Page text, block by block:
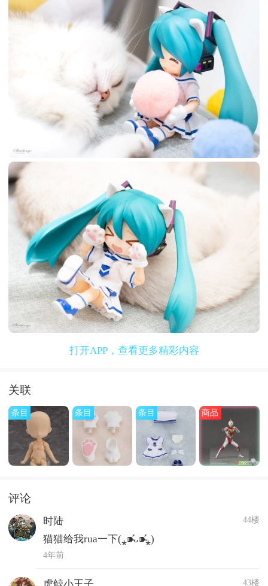
打开APP，查看更多精彩内容
关联
条目 条目 条目 商品
评论
时陆 44楼
猫猫给我rua一下(⁎⁍̴̛ᴗ⁍̴̛⁎)
4年前
虎鲸小王子 43楼